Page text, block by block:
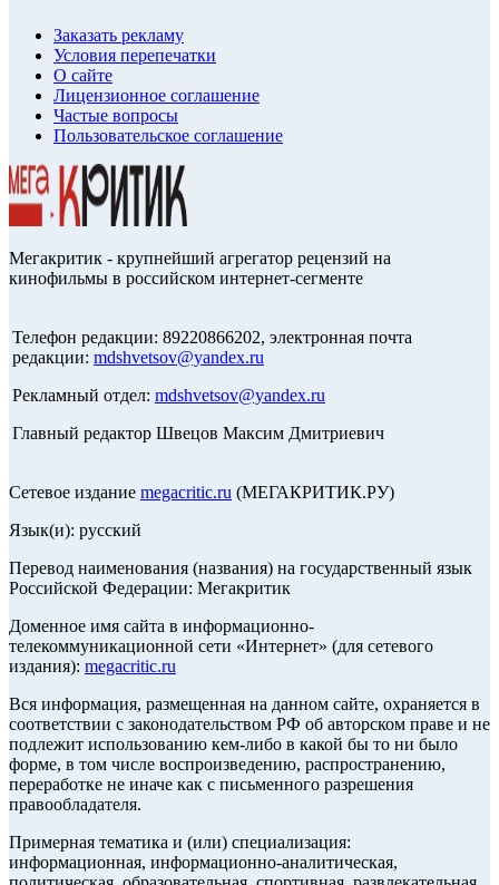
Заказать рекламу
Условия перепечатки
О сайте
Лицензионное соглашение
Частые вопросы
Пользовательское соглашение
Мегакритик - крупнейший агрегатор рецензий на
кинофильмы в российском интернет-сегменте
Телефон редакции: 89220866202, электронная почта
редакции: mdshvetsov@yandex.ru
Рекламный отдел: mdshvetsov@yandex.ru
Главный редактор Швецов Максим Дмитриевич
Сетевое издание megacritic.ru (МЕГАКРИТИК.РУ)
Язык(и): русский
Перевод наименования (названия) на государственный язык
Российской Федерации: Мегакритик
Доменное имя сайта в информационно-
телекоммуникационной сети «Интернет» (для сетевого
издания): megacritic.ru
Вся информация, размещенная на данном сайте, охраняется в
соответствии с законодательством РФ об авторском праве и не
подлежит использованию кем-либо в какой бы то ни было
форме, в том числе воспроизведению, распространению,
переработке не иначе как с письменного разрешения
правообладателя.
Примерная тематика и (или) специализация:
информационная, информационно-аналитическая,